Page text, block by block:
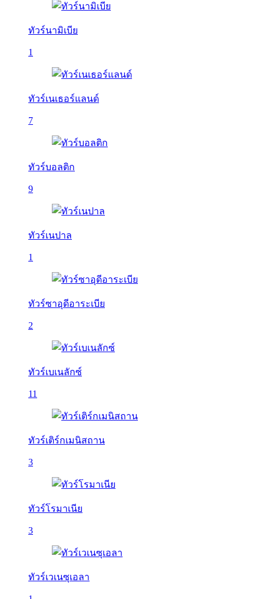
ทัวร์นามิเบีย
1
ทัวร์เนเธอร์แลนด์
7
ทัวร์บอลติก
9
ทัวร์เนปาล
1
ทัวร์ซาอุดีอาระเบีย
2
ทัวร์เบเนลักซ์
11
ทัวร์เติร์กเมนิสถาน
3
ทัวร์โรมาเนีย
3
ทัวร์เวเนซุเอลา